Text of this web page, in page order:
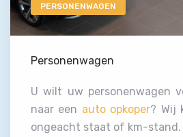
PERSONENWAGEN
Personenwagen
U wilt uw personenwagen
naar een auto opkoper? Wij
ongeacht staat of km-stand.